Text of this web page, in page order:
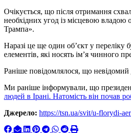
Очікується, що після отримання
необхідних угод із місцевою владою
Трампа».
Наразі це ще один об’єкт у переліку
елементів, які носять ім’я чинного
Раніше повідомлялося, що невідомий
Ми раніше інформували, що
людей в Ірані. Натомість він почав
Джерело: https://tsn.ua/svit/u-florydi-